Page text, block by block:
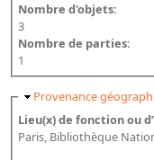
Nombre d'objets:
3
Nombre de parties:
1
Masquer
Provenance
Lieu(x) de fonction ou
Paris, Bibliothèque